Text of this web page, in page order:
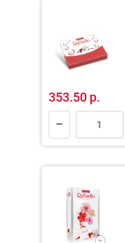
353.50 р.